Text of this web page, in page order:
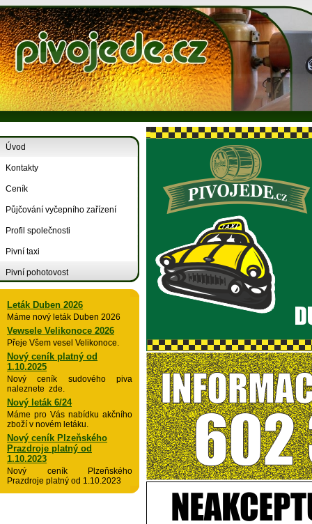
Úvod
Kontakty
Ceník
Půjčování vyčepního zařízení
Profil společnosti
Pivní taxi
Pivní pohotovost
Leták Duben 2026
Máme nový leták Duben 2026
Vewsele Velikonoce 2026
Přeje Všem vesel Velikonoce.
Nový ceník platný od
1.10.2025
Nový ceník sudového piva
naleznete zde.
Nový leták 6/24
Máme pro Vás nabídku akčního
zboží v novém letáku.
Nový ceník Plzeňského
Prazdroje platný od
1.10.2023
Nový ceník Plzeňského
Prazdroje platný od 1.10.2023